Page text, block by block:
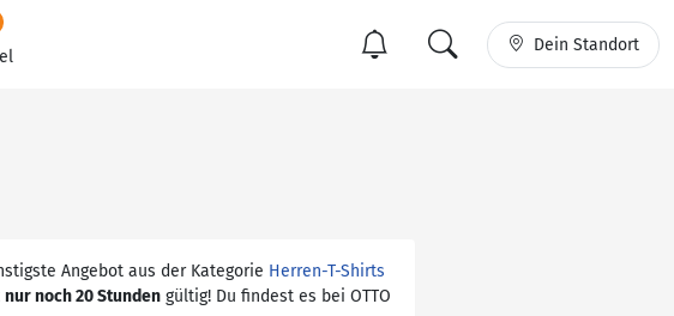
Dein Standort
Angebot aus der Kategorie Herren-T-Shirts
nur noch 20 Stunden gültig! Du findest es bei OTTO